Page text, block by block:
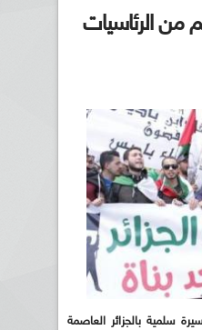
من الرئاسيات
سلمية بالجزائر العاصمة